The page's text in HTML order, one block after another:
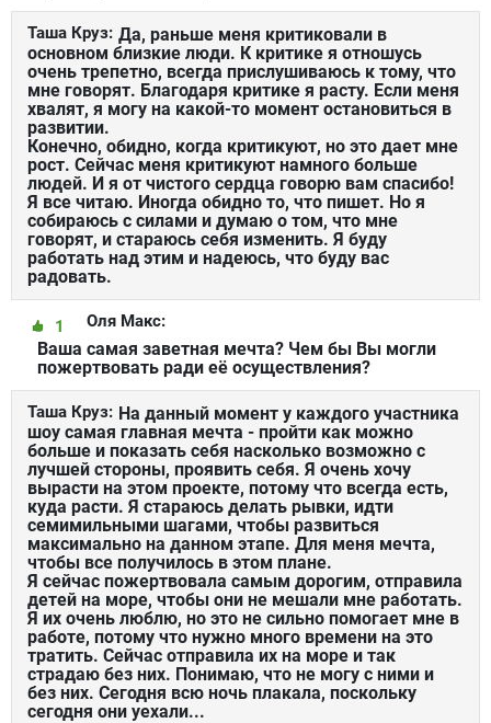
Таша Круз: Да, раньше меня критиковали в
основном близкие люди. К критике я отношусь
очень трепетно, всегда прислушиваюсь к тому, что
мне говорят. Благодаря критике я расту. Если меня
хвалят, я могу на какой-то момент остановиться в
развитии.
Конечно, обидно, когда критикуют, но это дает мне
рост. Сейчас меня критикуют намного больше
людей. И я от чистого сердца говорю вам спасибо!
Я все читаю. Иногда обидно то, что пишет. Но я
собираюсь с силами и думаю о том, что мне
говорят, и стараюсь себя изменить. Я буду
работать над этим и надеюсь, что буду вас
радовать.
Оля Макс:
1
Ваша самая заветная мечта? Чем бы Вы могли
пожертвовать ради её осуществления?
Таша Круз: На данный момент у каждого участника
шоу самая главная мечта - пройти как можно
больше и показать себя насколько возможно с
лучшей стороны, проявить себя. Я очень хочу
вырасти на этом проекте, потому что всегда есть,
куда расти. Я стараюсь делать рывки, идти
семимильными шагами, чтобы развиться
максимально на данном этапе. Для меня мечта,
чтобы все получилось в этом плане.
Я сейчас пожертвовала самым дорогим, отправила
детей на море, чтобы они не мешали мне работать.
Я их очень люблю, но это не сильно помогает мне в
работе, потому что нужно много времени на это
тратить. Сейчас отправила их на море и так
страдаю без них. Понимаю, что не могу с ними и
без них. Сегодня всю ночь плакала, поскольку
сегодня они уехали...